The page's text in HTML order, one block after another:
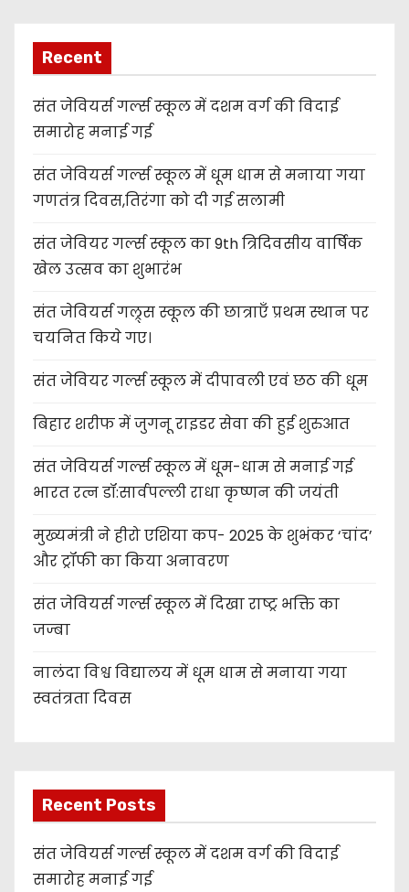
Recent
संत जेवियर्स गर्ल्स स्कूल में दशम वर्ग की विदाई
समारोह मनाई गई
संत जेवियर्स गर्ल्स स्कूल में धूम धाम से मनाया गया
गणतंत्र दिवस,तिरंगा को दी गई सलामी
संत जेवियर गर्ल्स स्कूल का 9th त्रिदिवसीय वार्षिक
खेल उत्सव का शुभारंभ
संत जेवियर्स गल्र्स स्कूल की छात्र‌ाएँ प्रथम स्थान पर
चयनित किये गए।
संत जेवियर गर्ल्स स्कूल में दीपावली एवं छठ की धूम
बिहार शरीफ में जुगनू राइडर सेवा की हुई शुरुआत
संत जेवियर्स गर्ल्स स्कूल में धूम-धाम से मनाई गई
भारत रत्न डॉ:सार्वपल्ली राधा कृष्णन की जयंती
मुख्यमंत्री ने हीरो एशिया कप- 2025 के शुभंकर ‘चांद’
और ट्रॉफी का किया अनावरण
संत जेवियर्स गर्ल्स स्कूल में दिखा राष्ट्र भक्ति का
जज्बा
नालंदा विश्व विद्यालय में धूम धाम से मनाया गया
स्वतंत्रता दिवस
Recent Posts
संत जेवियर्स गर्ल्स स्कूल में दशम वर्ग की विदाई
समारोह मनाई गई